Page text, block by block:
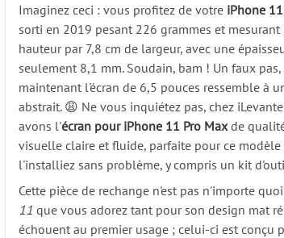
Imaginez ceci : vous profitez de votre iPhone
sorti en 2019 pesant 226 grammes et mesurant
hauteur par 7,8 cm de largeur, avec une
seulement 8,1 mm. Soudain, bam ! Un faux
maintenant l'écran de 6,5 pouces ressemble à
abstrait. 😩 Ne vous inquiétez pas, chez
avons l'écran pour iPhone 11 Pro Maxde
visuelle claire et fluide, parfaite pour ce
l'installiez sans problème, y compris un kit
Cette pièce de rechange n'est pas n'importe
11 que vous adorez tant pour son design mat
échouent au premier usage ; celui-ci est conçu